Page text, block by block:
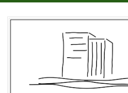
Kulturverein Stadt.Land.Fluss